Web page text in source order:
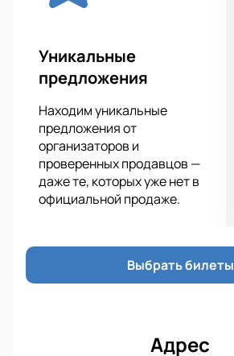
Уникальные
предложения
Находим уникальные
предложения от
организаторов и
проверенных продавцов —
даже те, которых уже нет в
официальной продаже.
Выбрать билеты
Адрес